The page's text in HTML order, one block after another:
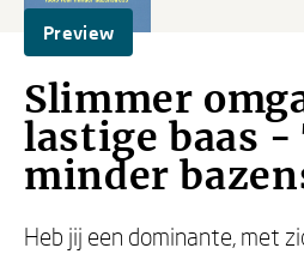
Preview
Slimmer
lastige baas -
minder
Heb jij een dominante, met